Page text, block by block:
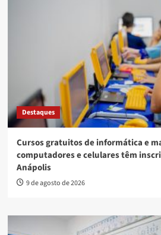
Destaques
Cursos gratuitos de informática e
computadores e celulares têm
Anápolis
9 de agosto de 2026